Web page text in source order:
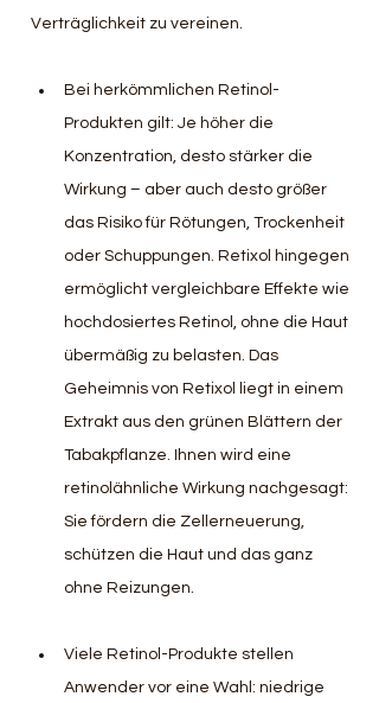
Verträglichkeit zu vereinen.
Bei herkömmlichen Retinol-
Produkten gilt: Je höher die
Konzentration, desto stärker die
Wirkung – aber auch desto größer
das Risiko für Rötungen, Trockenheit
oder Schuppungen. Retixol hingegen
ermöglicht vergleichbare Effekte wie
hochdosiertes Retinol, ohne die Haut
übermäßig zu belasten. Das
Geheimnis von Retixol liegt in einem
Extrakt aus den grünen Blättern der
Tabakpflanze. Ihnen wird eine
retinolähnliche Wirkung nachgesagt:
Sie fördern die Zellerneuerung,
schützen die Haut und das ganz
ohne Reizungen.
Viele Retinol-Produkte stellen
Anwender vor eine Wahl: niedrige